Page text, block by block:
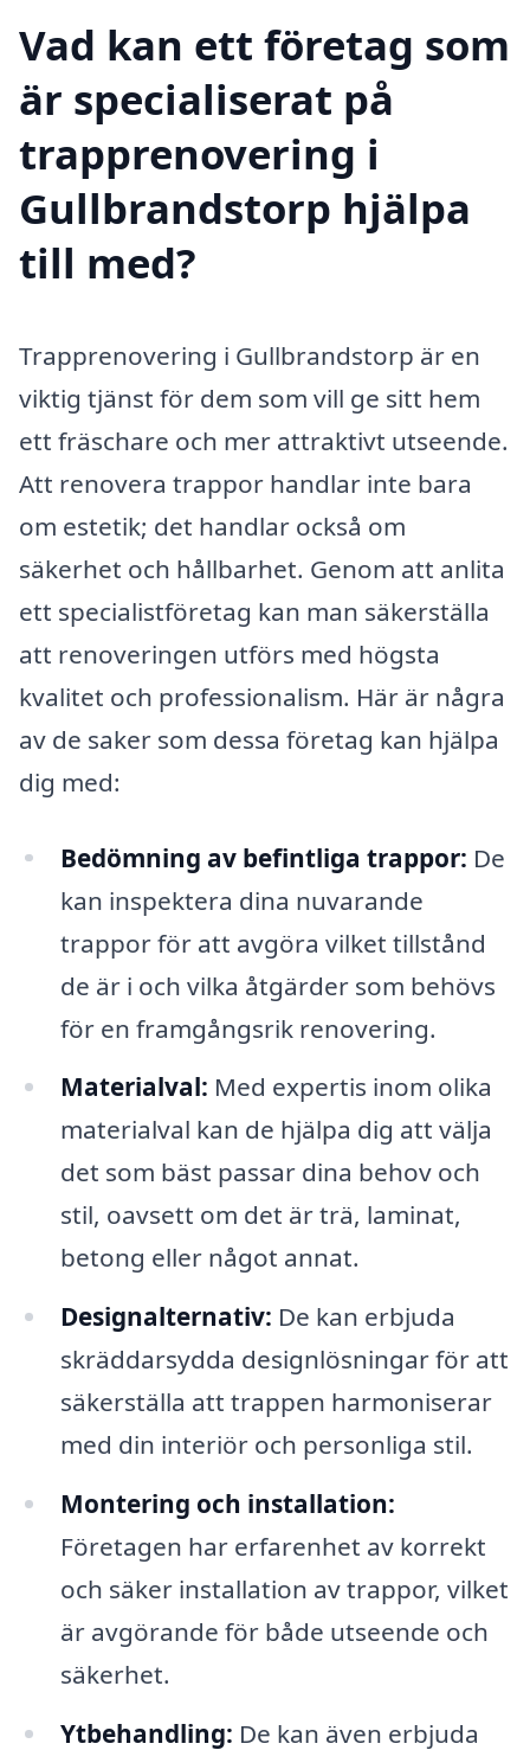
Vad kan ett företag som
är specialiserat på
trapprenovering i
Gullbrandstorp hjälpa
till med?
Trapprenovering i Gullbrandstorp är en
viktig tjänst för dem som vill ge sitt hem
ett fräschare och mer attraktivt utseende.
Att renovera trappor handlar inte bara
om estetik; det handlar också om
säkerhet och hållbarhet. Genom att anlita
ett specialistföretag kan man säkerställa
att renoveringen utförs med högsta
kvalitet och professionalism. Här är några
av de saker som dessa företag kan hjälpa
dig med:
Bedömning av befintliga trappor: De
kan inspektera dina nuvarande
trappor för att avgöra vilket tillstånd
de är i och vilka åtgärder som behövs
för en framgångsrik renovering.
Materialval: Med expertis inom olika
materialval kan de hjälpa dig att välja
det som bäst passar dina behov och
stil, oavsett om det är trä, laminat,
betong eller något annat.
Designalternativ: De kan erbjuda
skräddarsydda designlösningar för att
säkerställa att trappen harmoniserar
med din interiör och personliga stil.
Montering och installation:
Företagen har erfarenhet av korrekt
och säker installation av trappor, vilket
är avgörande för både utseende och
säkerhet.
Ytbehandling: De kan även erbjuda